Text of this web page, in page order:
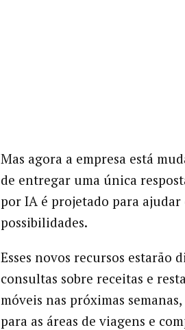
Mas agora a empresa está
de entregar uma única
por IA é projetado para
possibilidades.
Esses novos recursos estarão
consultas sobre receitas e
móveis nas próximas
para as áreas de viagens e